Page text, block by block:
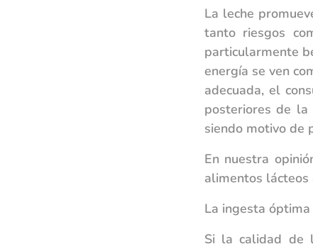
La leche
tanto riesgos
particularmente
energía se ven
adecuada, el
posteriores de
siendo motivo de
En nuestra
alimentos lácteos
La ingesta
Si la calidad de